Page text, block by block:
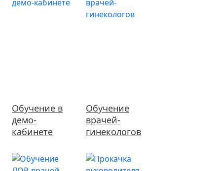
Обучение в
демо-
кабинете
Обучение
врачей-
гинекологов